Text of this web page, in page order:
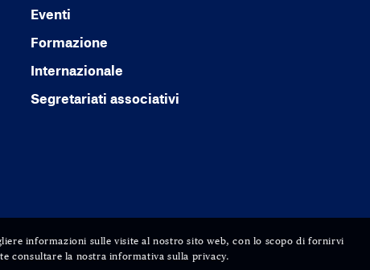
Eventi
Formazione
Internazionale
Segretariati associativi
informazioni sulle visite al nostro sito web, con lo scopo di fornirvi
consultare la nostra informativa sulla privacy.